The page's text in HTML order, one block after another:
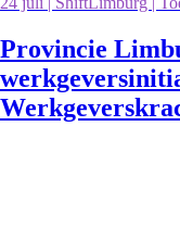
Provincie